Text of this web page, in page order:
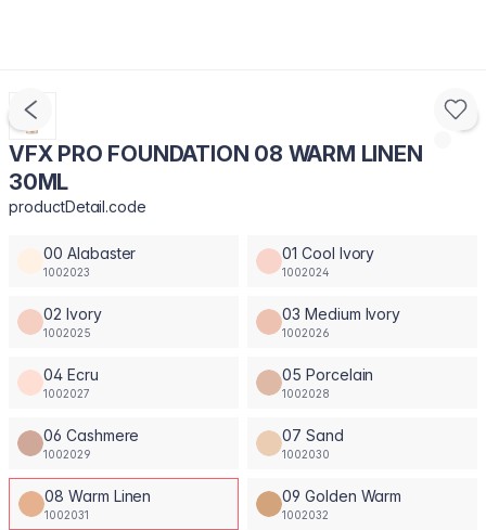
VFX PRO FOUNDATION 08 WARM LINEN
30ML
productDetail.code
00 Alabaster
1002023
01 Cool Ivory
1002024
02 Ivory
1002025
03 Medium Ivory
1002026
04 Ecru
1002027
05 Porcelain
1002028
06 Cashmere
1002029
07 Sand
1002030
08 Warm Linen
1002031
09 Golden Warm
1002032